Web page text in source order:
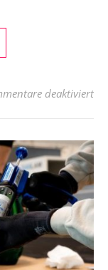
deaktiviert